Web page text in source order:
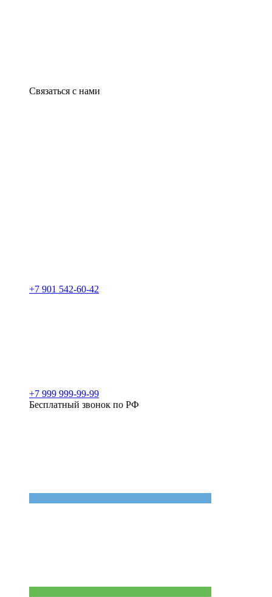
Связаться с нами
+7 901 542-60-42
+7 999 999-99-99
Бесплатный звонок по РФ